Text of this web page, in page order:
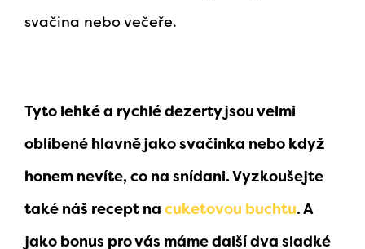
svačina nebo večeře.
Tyto lehké a rychlé dezerty jsou velmi
oblíbené hlavně jako svačinka nebo když
honem nevíte, co na snídani.Vyzkoušejte
také náš recept na cuketovou buchtu. A
jako bonus pro vás máme další dva sladké